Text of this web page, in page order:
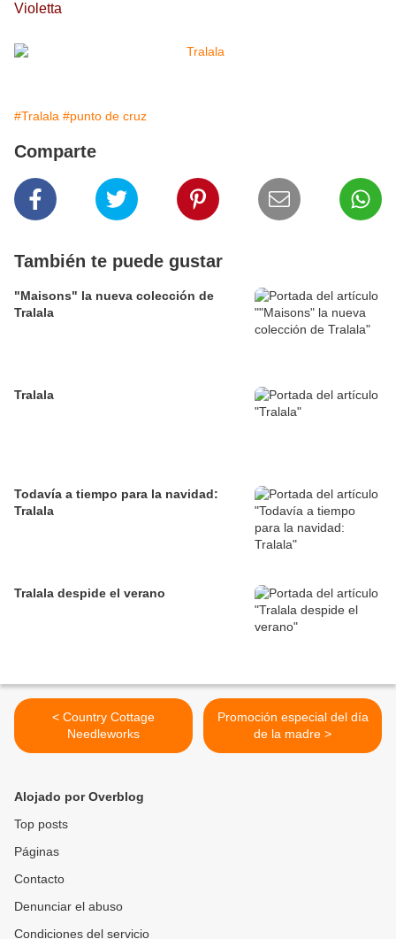
Violetta
#Tralala #punto de cruz
Comparte
También te puede gustar
"Maisons" la nueva colección de
Tralala
Tralala
Todavía a tiempo para la navidad:
Tralala
Tralala despide el verano
< Country Cottage
Needleworks
Promoción especial del día
de la madre >
Alojado por Overblog
Top posts
Páginas
Contacto
Denunciar el abuso
Condiciones del servicio